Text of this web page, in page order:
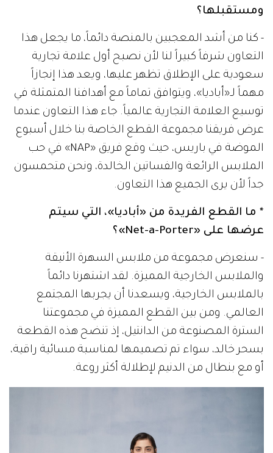
ومستقبلها؟
- كنا من أشد المعجبين بالمنصة دائماً، ما يجعل هذا
التعاون شرفاً كبيراً لنا لأن نصبح أول علامة تجارية
سعودية على الإطلاق تظهر عليها، ويعد هذا إنجازاً
مهماً لـ«أباديا»، ويتوافق تماماً مع أهدافنا المتمثلة في
توسيع العلامة التجارية عالمياً. جاء هذا التعاون عندما
عرض فريقنا مجموعة القطع الخاصة بنا خلال أسبوع
الموضة في باريس، حيث وقع فريق «NAP» في حب
الملابس الرائعة والفساتين الخالدة، ونحن متحمسون
جداً لأن يرى الجميع هذا التعاون.
* ما القطع الفريدة من «أباديا»، التي سيتم
عرضها على «Net-a-Porter»؟
- سنعرض مجموعة من ملابس السهرة الأنيقة
والملابس الخارجية المميزة. لقد اشتهرنا دائماً
بالملابس الخارجية، ويسعدنا أن يجربها المجتمع
العالمي. ومن بين القطع المميزة في مجموعتنا
السترة المصنوعة من الدانتيل، إذ تنضح هذه القطعة
بسحر خالد، سواء تم تصميمها لمناسبة مسائية راقية،
أو مع بنطال من الدنيم لإطلالة أكثر روعة.